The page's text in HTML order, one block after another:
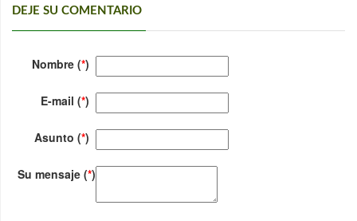
DEJE SU COMENTARIO
Nombre (*)
E-mail (*)
Asunto (*)
Su mensaje (*)